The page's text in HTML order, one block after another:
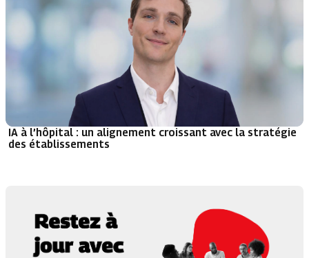
IA à l’hôpital : un alignement croissant avec la stratégie
des établissements